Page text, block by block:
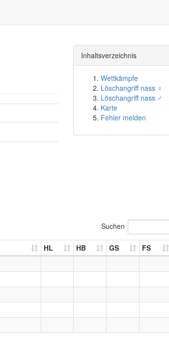
Inhaltsverzeichnis
Wettkämpfe
Löschangriff nass ♀
Löschangriff nass ♂
Karte
Fehler melden
Suchen
HL HB GS FS